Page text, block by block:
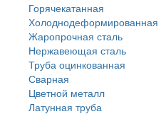
Горячекатанная
Холоднодеформированная
Жаропрочная сталь
Нержавеющая сталь
Труба оцинкованная
Сварная
Цветной металл
Латунная труба